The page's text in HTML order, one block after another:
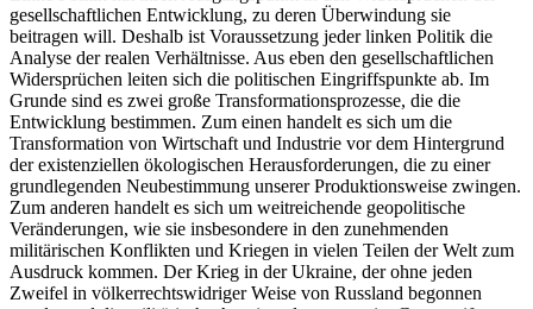
gesellschaftlichen Entwicklung, zu deren Überwindung sie
beitragen will. Deshalb ist Voraussetzung jeder linken Politik die
Analyse der realen Verhältnisse. Aus eben den gesellschaftlichen
Widersprüchen leiten sich die politischen Eingriffspunkte ab. Im
Grunde sind es zwei große Transformationsprozesse, die die
Entwicklung bestimmen. Zum einen handelt es sich um die
Transformation von Wirtschaft und Industrie vor dem Hintergrund
der existenziellen ökologischen Herausforderungen, die zu einer
grundlegenden Neubestimmung unserer Produktionsweise zwingen.
Zum anderen handelt es sich um weitreichende geopolitische
Veränderungen, wie sie insbesondere in den zunehmenden
militärischen Konflikten und Kriegen in vielen Teilen der Welt zum
Ausdruck kommen. Der Krieg in der Ukraine, der ohne jeden
Zweifel in völkerrechtswidriger Weise von Russland begonnen